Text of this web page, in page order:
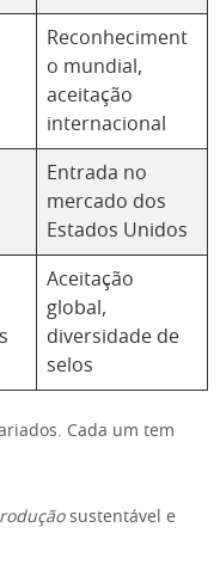
Reconheciment
o mundial,
aceitação
internacional
Entrada no
mercado dos
Estados Unidos
Aceitação
global,
diversidade de
selos
Cada um tem
sustentável e